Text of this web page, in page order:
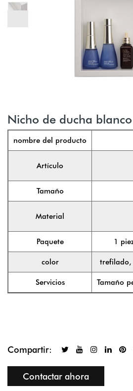
Nicho de ducha
nombre del producto
Artículo
Tamaño
Material
Paquete 1
color trefilado,
Servicios Tamaño
Compartir:
Contactar ahora